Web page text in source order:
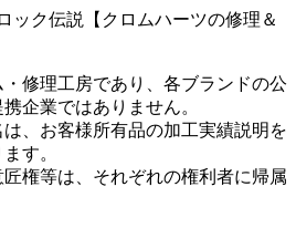
ック伝説【クロムハーツの修理＆
修理工房であり、各ブランドの公
企業ではありません。
、お客様所有品の加工実績説明を
す。
権等は、それぞれの権利者に帰属